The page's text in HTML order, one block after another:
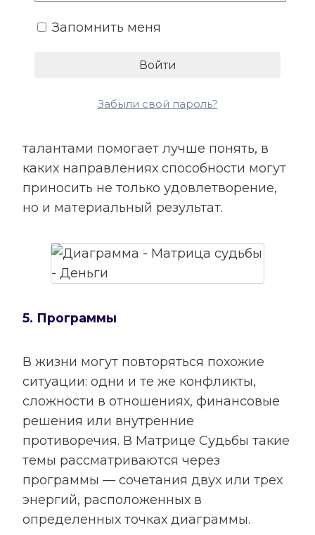
деятельности, качества, необходимые
лишних расходов, внутренние
более устойчивого денежного потока.
талантами помогает лучше понять, в
каких направлениях способности могут
приносить не только удовлетворение,
но и материальный результат.
5. Программы
В жизни могут повторяться похожие
ситуации: одни и те же конфликты,
сложности в отношениях, финансовые
решения или внутренние
противоречия. В Матрице Судьбы такие
темы рассматриваются через
программы — сочетания двух или трех
энергий, расположенных в
определенных точках диаграммы.
Запомнить меня
Забыли свой пароль?